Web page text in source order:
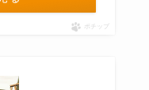
ポチップ